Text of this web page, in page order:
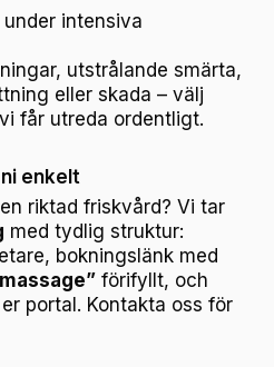
under intensiva
utstrålande smärta,
eller skada – välj
får utreda ordentligt.
enkelt
riktad friskvård? Vi tar
med tydlig struktur:
bokningslänk med
förifyllt, och
portal. Kontakta oss för